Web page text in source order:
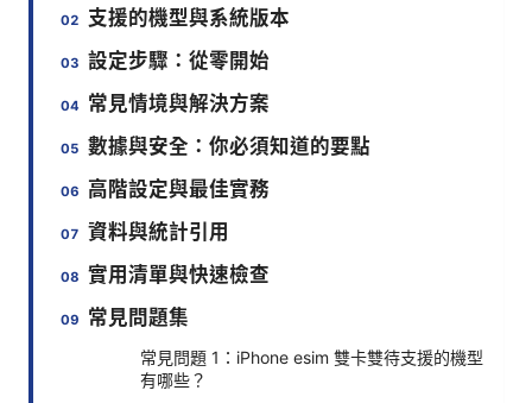
支援的機型與系統版本
設定步驟：從零開始
常見情境與解決方案
數據與安全：你必須知道的要點
高階設定與最佳實務
資料與統計引用
實用清單與快速檢查
常見問題集
常見問題 1：iPhone esim 雙卡雙待支援的機型
有哪些？